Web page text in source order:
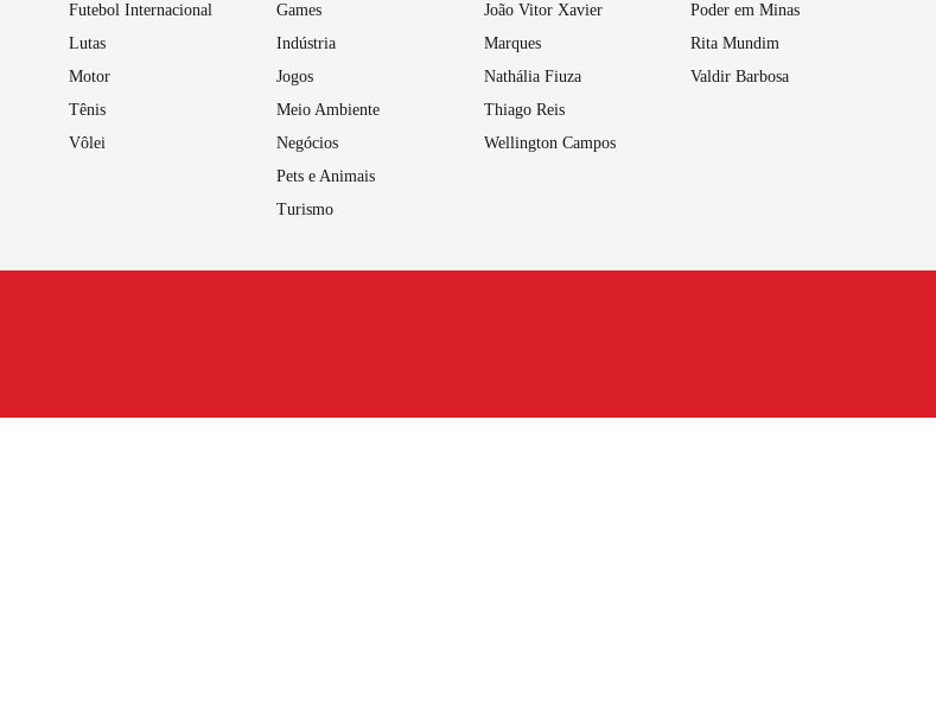
Futebol Internacional
Lutas
Motor
Tênis
Vôlei
Games
Indústria
Jogos
Meio Ambiente
Negócios
Pets e Animais
Turismo
João Vitor Xavier
Marques
Nathália Fiuza
Thiago Reis
Wellington Campos
Poder em Minas
Rita Mundim
Valdir Barbosa